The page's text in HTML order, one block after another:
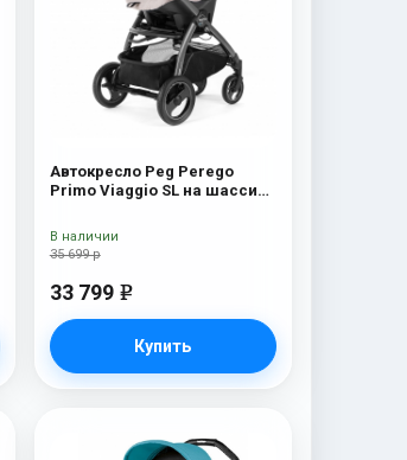
Автокресло Peg Perego
Primo Viaggio SL на шасси
White/Black) Luxe Beige
35 699 р
33 799 e
Купить
В наличии